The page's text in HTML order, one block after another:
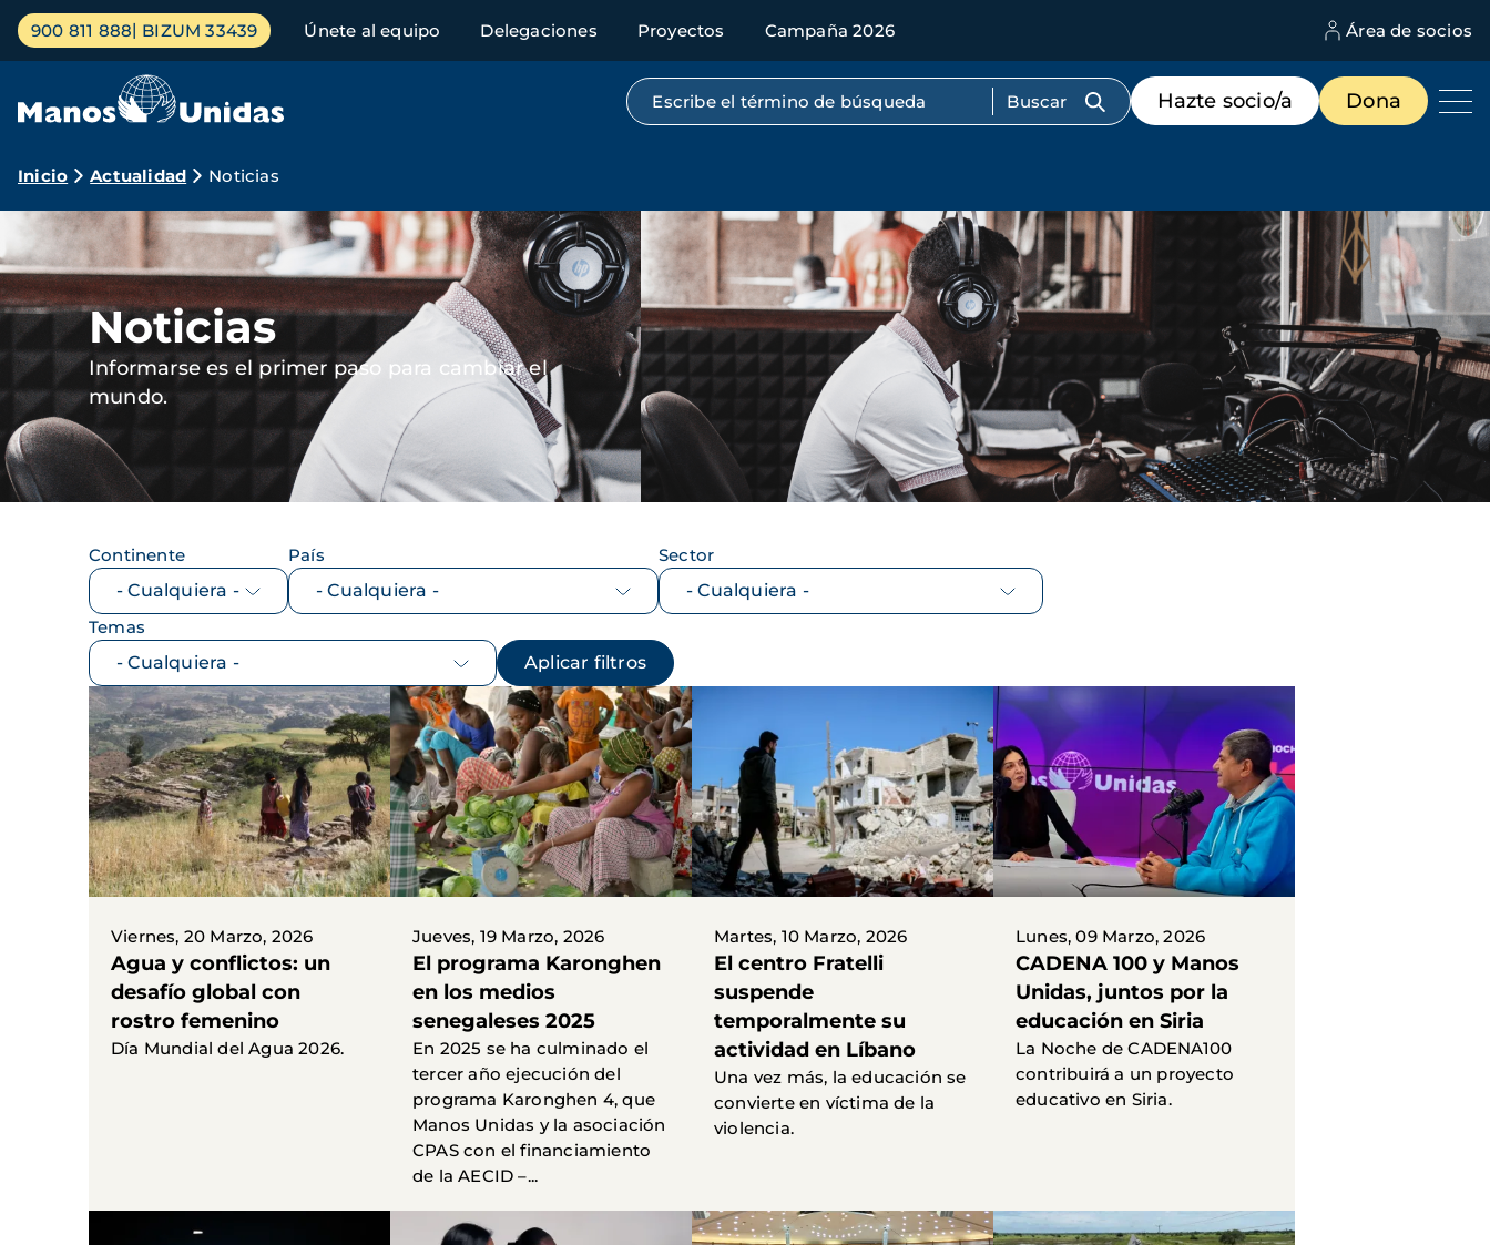
Pasar
contenido
Menú
principal
900 811 888 BIZUM 33439 Únete al equipo Delegaciones Proyectos Campaña 2026 Área de socios
Búsqueda por texto completo
Menú
de
destacados
Hazte socio/a Dona
Ruta
de
navegación
Inicio Actualidad Noticias
Imagen Imagen
Noticias
Informarse es el primer paso para cambiar el
mundo.
Continente País Sector
Temas
Viernes, 20 Marzo, 2026
Agua y conflictos: un
desafío global con
rostro femenino
Día Mundial del Agua 2026.
Jueves, 19 Marzo, 2026
El programa Karonghen
en los medios
senegaleses 2025
En 2025 se ha culminado el
tercer año ejecución del
programa Karonghen 4, que
Manos Unidas y la asociación
CPAS con el financiamiento
de la AECID –...
Martes, 10 Marzo, 2026
El centro Fratelli
suspende
temporalmente su
actividad en Líbano
Una vez más, la educación se
convierte en víctima de la
violencia.
Lunes, 09 Marzo, 2026
CADENA 100 y Manos
Unidas, juntos por la
educación en Siria
La Noche de CADENA100
contribuirá a un proyecto
educativo en Siria.